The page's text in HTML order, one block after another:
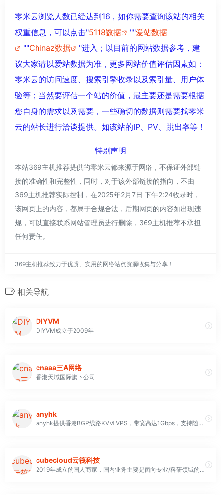
零米云浏览人数已经达到16，如你需要查询该站的相关
权重信息，可以点击"5118数据 ""爱站数据
""Chinaz数据
"进入；以目前的网站数据参考，建
议大家请以爱站数据为准，更多网站价值评估因素如：
零米云的访问速度、搜索引擎收录以及索引量、用户体
验等；当然要评估一个站的价值，最主要还是需要根据
您自身的需求以及需要，一些确切的数据则需要找零米
云的站长进行洽谈提供。如该站的IP、PV、跳出率等！
特别声明
本站369主机推荐提供的零米云都来源于网络，不保证外部链
接的准确性和完整性，同时，对于该外部链接的指向，不由
369主机推荐实际控制，在2025年2月7日 下午2:24收录时，
该网页上的内容，都属于合规合法，后期网页的内容如出现违
规，可以直接联系网站管理员进行删除，369主机推荐不承担
任何责任。
369主机推荐致力于优质、实用的网络站点资源收集与分享！
相关导航
DIYVM
DIYVM成立于2009年
cnaaa三A网络
香港天域国际旗下公司
anyhk
anyhk提供香港BGP线路KVM VPS，带宽高达1Gbps，支持随机IPv6解锁流媒体，性价比极高
cubecloud云筏科技
2019年成立的国人商家，国内业务主要是面向专业/科研领域的云计算、高性能计算，也提供虚拟主机、CDN服务；国外业务主要是大容量、大流量、高IO的KVM/NAT VPS，性价比很高